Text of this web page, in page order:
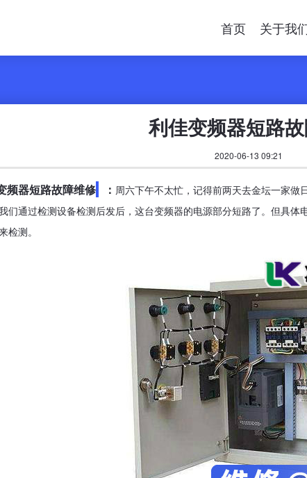
首页 关于我
利佳变频器短路
2020-06-13 09:21
频器短路故障维修 ： 周六下午不太忙，记得前两天去金坛一家做
们通过检测设备检测后发后，这台变频器的电源部分短路了。但具
检测。